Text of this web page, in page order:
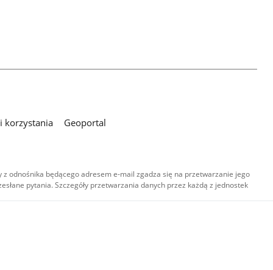
korzystania
Geoportal
odnośnika będącego adresem e-mail zgadza się na przetwarzanie jego
pytania. Szczegóły przetwarzania danych przez każdą z jednostek